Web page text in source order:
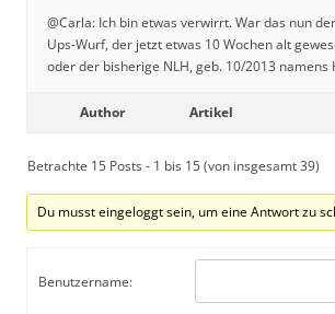
@Carla: Ich bin etwas verwirrt. War das nun
Ups-Wurf, der jetzt etwas 10 Wochen alt
oder der bisherige NLH, geb. 10/2013 namens
Author Artikel
Betrachte 15 Posts - 1 bis 15 (von insgesamt 39)
Du musst eingeloggt sein, um eine Antwort zu
Benutzername: